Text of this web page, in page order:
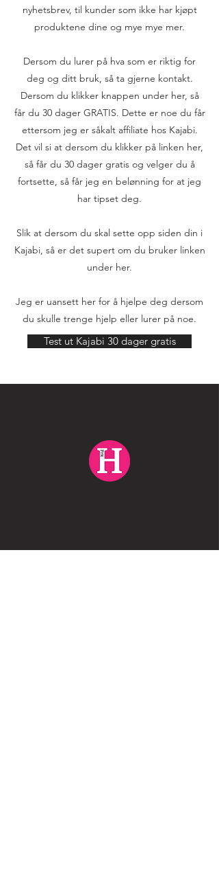
nyhetsbrev, til kunder som ikke har kjøpt
produktene dine og mye mye mer.
Dersom du lurer på hva som er riktig for
deg og ditt bruk, så ta gjerne kontakt.
Dersom du klikker knappen under her, så
får du 30 dager GRATIS. Dette er noe du får
ettersom jeg er såkalt affiliate hos Kajabi.
Det vil si at dersom du klikker på linken her,
så får du 30 dager gratis og velger du å
fortsette, så får jeg en belønning for at jeg
har tipset deg.
Slik at dersom du skal sette opp siden din i
Kajabi, så er det supert om du bruker linken
under her.
Jeg er uansett her for å hjelpe deg dersom
du skulle trenge hjelp eller lurer på noe.
Test ut Kajabi 30 dager gratis